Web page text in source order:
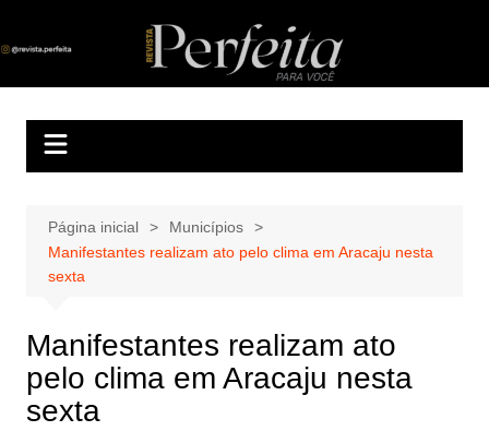
Revista Perfeita
A melhor revista eletrônica do interior de Sergipe
Página inicial
Municípios
Manifestantes realizam ato pelo clima em Aracaju nesta
sexta
Manifestantes realizam ato
pelo clima em Aracaju nesta
sexta